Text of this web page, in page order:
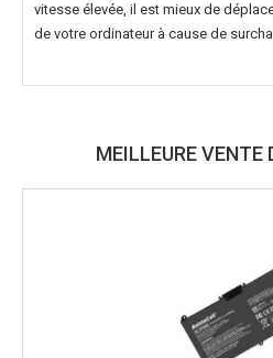
vitesse élevée, il est mieux de
de votre ordinateur à cause de
MEILLEURE VENTE